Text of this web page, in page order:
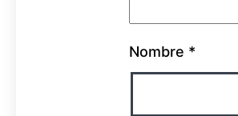
Nombre *